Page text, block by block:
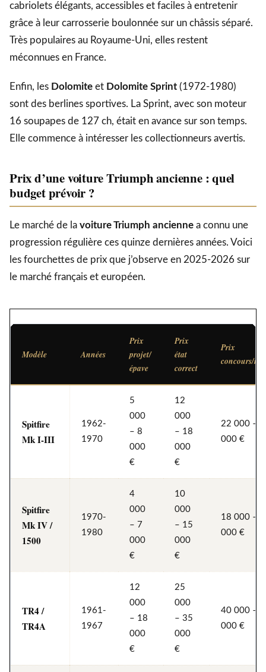
cabriolets élégants, accessibles et faciles à entretenir
grâce à leur carrosserie boulonnée sur un châssis séparé.
Très populaires au Royaume-Uni, elles restent
méconnues en France.
Enfin, les Dolomite et Dolomite Sprint (1972-1980)
sont des berlines sportives. La Sprint, avec son moteur
16 soupapes de 127 ch, était en avance sur son temps.
Elle commence à intéresser les collectionneurs avertis.
Prix d’une voiture Triumph ancienne : quel
budget prévoir ?
Le marché de la voiture Triumph ancienne a connu une
progression régulière ces quinze dernières années. Voici
les fourchettes de prix que j’observe en 2025-2026 sur
le marché français et européen.
Modèle Années
Prix
projet/
épave
Prix
état
correct
Prix
concours/
Spitfire
Mk I-III
1962-
1970
5
000
– 8
000
€
12
000
– 18
000
€
22 000 –
000 €
Spitfire
Mk IV /
1500
1970-
1980
4
000
– 7
000
€
10
000
– 15
000
€
18 000 –
000 €
TR4 /
TR4A
1961-
1967
12
000
– 18
000
€
25
000
– 35
000
€
40 000 –
000 €